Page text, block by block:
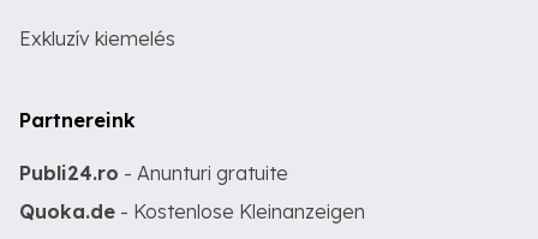
Exkluzív kiemelés
Partnereink
Publi24.ro - Anunturi gratuite
Quoka.de - Kostenlose Kleinanzeigen